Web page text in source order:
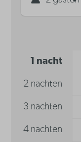
1 nacht
2 nachten
3 nachten
4 nachten